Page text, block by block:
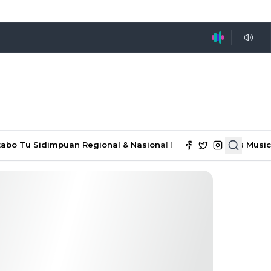
Tu Sidimpuan Regional & Nasional Ekonomi & Bisnis Music